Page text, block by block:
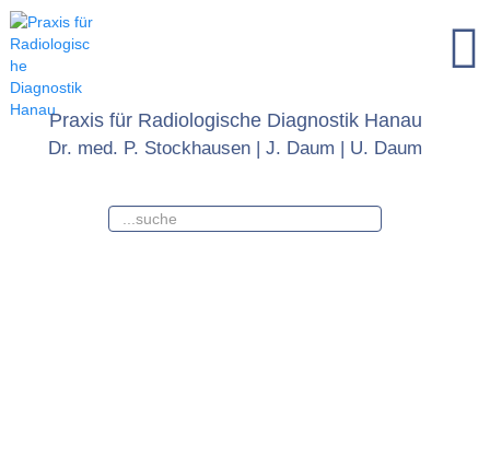
Praxis für Radiologische Diagnostik Hanau
Dr. med. P. Stockhausen | J. Daum | U. Daum